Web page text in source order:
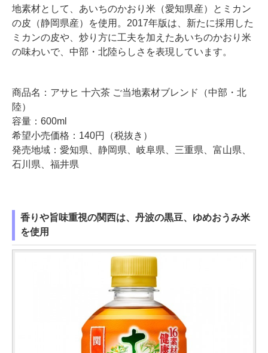
地素材として、あいちのかおり米（愛知県産）とミカン
の皮（静岡県産）を使用。2017年版は、新たに採用した
ミカンの皮や、炒り方に工夫を加えたあいちのかおり米
の味わいで、中部・北陸らしさを表現しています。
商品名：アサヒ 十六茶 ご当地素材ブレンド（中部・北
陸）
容量：600ml
希望小売価格：140円（税抜き）
発売地域：愛知県、静岡県、岐阜県、三重県、富山県、
石川県、福井県
香りや旨味重視の関西は、丹波の黒豆、ゆめおうみ米
を使用